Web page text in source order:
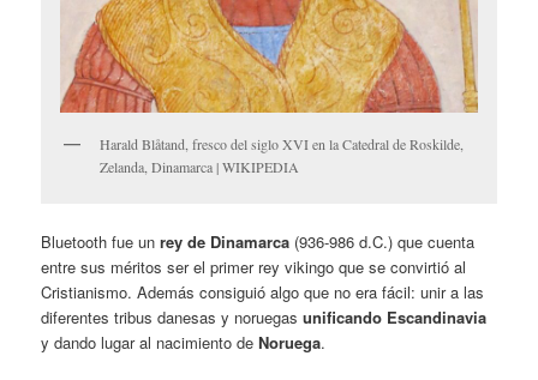
Harald Blåtand, fresco del siglo XVI en la Catedral de Roskilde,
Zelanda, Dinamarca | WIKIPEDIA
Bluetooth fue unrey de Dinamarca (936-986 d.C.) que cuenta
entre sus méritos ser el primer rey vikingo que se convirtió al
Cristianismo. Además consiguió algo que no era fácil: unir a las
diferentes tribus danesas y noruegasunificando Escandinavia
y dando lugar al nacimiento deNoruega.